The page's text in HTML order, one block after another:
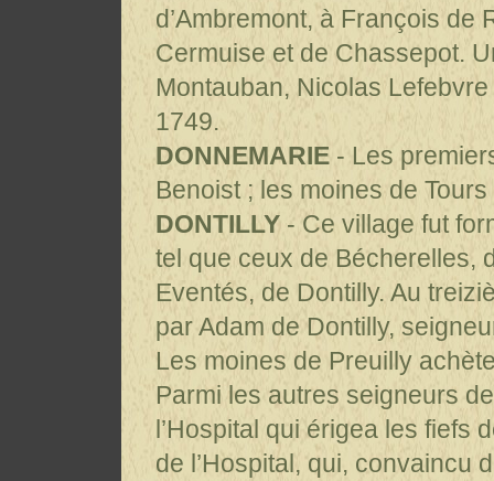
d’Ambremont, à François de
Cermuise et de Chassepot.
Montauban, Nicolas
1749.
DONNEMARIE - Les
Benoist ; les moines de
DONTILLY - Ce village fut
tel que ceux de Bécherelles,
Eventés, de Dontilly. Au
par Adam de Dontilly,
Les moines de Preuilly
Parmi les autres seigneurs
l’Hospital qui érigea les fiefs
de l’Hospital, qui, convaincu